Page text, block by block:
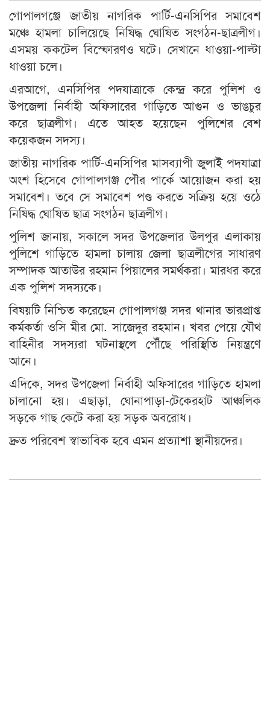
গোপালগঞ্জে জাতীয় নাগরিক পার্টি-এনসিপির সমাবেশ
মঞ্চে হামলা চালিয়েছে নিষিদ্ধ ঘোষিত সংগঠন-ছাত্রলীগ।
এসময় ককটেল বিস্ফোরণও ঘটে। সেখানে ধাওয়া-পাল্টা
ধাওয়া চলে।
এরআগে, এনসিপির পদযাত্রাকে কেন্দ্র করে পুলিশ ও
উপজেলা নির্বাহী অফিসারের গাড়িতে আগুন ও ভাঙচুর
করে ছাত্রলীগ। এতে আহত হয়েছেন পুলিশের বেশ
কয়েকজন সদস্য।
জাতীয় নাগরিক পার্টি-এনসিপির মাসব্যাপী জুলাই পদযাত্রা
অংশ হিসেবে গোপালগঞ্জ পৌর পার্কে আয়োজন করা হয়
সমাবেশ। তবে সে সমাবেশ পণ্ড করতে সক্রিয় হয়ে ওঠে
নিষিদ্ধ ঘোষিত ছাত্র সংগঠন ছাত্রলীগ।
পুলিশ জানায়, সকালে সদর উপজেলার উলপুর এলাকায়
পুলিশে গাড়িতে হামলা চালায় জেলা ছাত্রলীগের সাধারণ
সম্পাদক আতাউর রহমান পিয়ালের সমর্থকরা। মারধর করে
এক পুলিশ সদস্যকে।
বিষয়টি নিশ্চিত করেছেন গোপালগঞ্জ সদর থানার ভারপ্রাপ্ত
কর্মকর্তা ওসি মীর মো. সাজেদুর রহমান। খবর পেয়ে যৌথ
বাহিনীর সদস্যরা ঘটনাস্থলে পৌঁছে পরিস্থিতি নিয়ন্ত্রণে
আনে।
এদিকে, সদর উপজেলা নির্বাহী অফিসারের গাড়িতে হামলা
চালানো হয়। এছাড়া, ঘোনাপাড়া-টেকেরহাট আঞ্চলিক
সড়কে গাছ কেটে করা হয় সড়ক অবরোধ।
দ্রুত পরিবেশ স্বাভাবিক হবে এমন প্রত্যাশা স্থানীয়দের।